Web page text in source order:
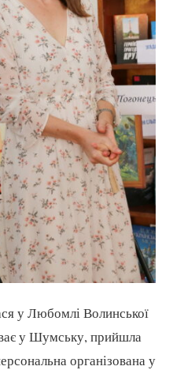
у Любомлі Волинської
у Шумську, прийшла
організована у